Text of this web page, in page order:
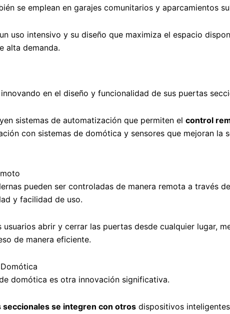
se emplean en garajes comunitarios y aparcamientos
uso intensivo y su diseño que maximiza el espacio
alta demanda.
en el diseño y funcionalidad de sus puertas
sistemas de automatización que permiten el control
con sistemas de domótica y sensores que mejoran la
pueden ser controladas de manera remota a través
y facilidad de uso.
abrir y cerrar las puertas desde cualquier lugar,
de manera eficiente.
domótica es otra innovación significativa.
seccionales se integren con otros dispositivos